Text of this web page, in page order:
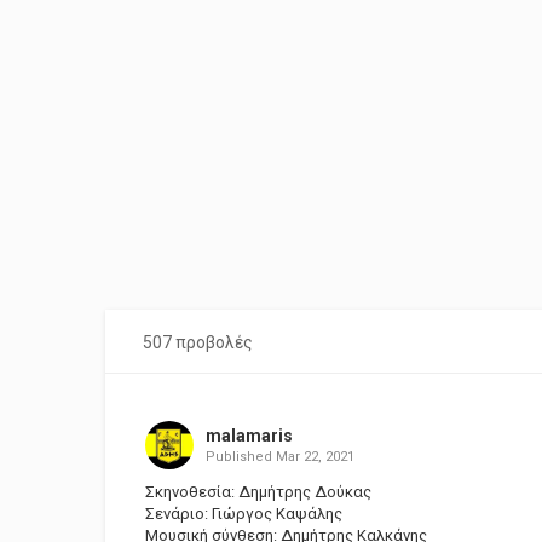
507 προβολές
malamaris
Published Mar 22, 2021
Σκηνοθεσία: Δημήτρης Δούκας
Σενάριο: Γιώργος Καψάλης
Μουσική σύνθεση: Δημήτρης Καλκάνης